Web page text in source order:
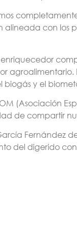
alineada con los
agroalimentario.
biogás y el
(Asociación
de compartir
Fernández
del digerido